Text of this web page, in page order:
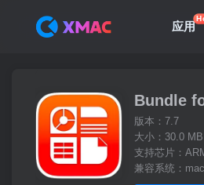
应用
Bundle
版本：7.7
大小：30.0 MB
支持芯片：
兼容系统：